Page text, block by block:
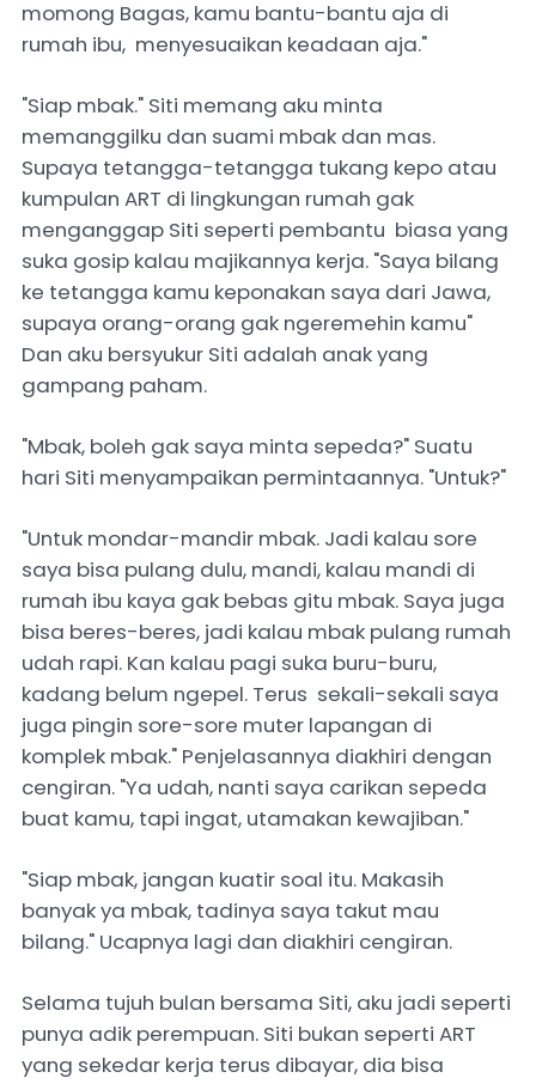
momong Bagas, kamu bantu-bantu aja di
rumah ibu, menyesuaikan keadaan aja."
"Siap mbak." Siti memang aku minta
memanggilku dan suami mbak dan mas.
Supaya tetangga-tetangga tukang kepo atau
kumpulan ART di lingkungan rumah gak
menganggap Siti seperti pembantu biasa yang
suka gosip kalau majikannya kerja. "Saya bilang
ke tetangga kamu keponakan saya dari Jawa,
supaya orang-orang gak ngeremehin kamu"
Dan aku bersyukur Siti adalah anak yang
gampang paham.
"Mbak, boleh gak saya minta sepeda?" Suatu
hari Siti menyampaikan permintaannya. "Untuk?"
"Untuk mondar-mandir mbak. Jadi kalau sore
saya bisa pulang dulu, mandi, kalau mandi di
rumah ibu kaya gak bebas gitu mbak. Saya juga
bisa beres-beres, jadi kalau mbak pulang rumah
udah rapi. Kan kalau pagi suka buru-buru,
kadang belum ngepel. Terus sekali-sekali saya
juga pingin sore-sore muter lapangan di
komplek mbak." Penjelasannya diakhiri dengan
cengiran. "Ya udah, nanti saya carikan sepeda
buat kamu, tapi ingat, utamakan kewajiban."
"Siap mbak, jangan kuatir soal itu. Makasih
banyak ya mbak, tadinya saya takut mau
bilang." Ucapnya lagi dan diakhiri cengiran.
Selama tujuh bulan bersama Siti, aku jadi seperti
punya adik perempuan. Siti bukan seperti ART
yang sekedar kerja terus dibayar, dia bisa